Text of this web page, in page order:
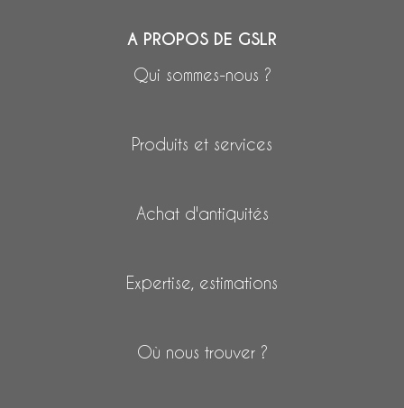
A PROPOS DE GSLR
Qui sommes-nous ?
Produits et services
Achat d'antiquités
Expertise, estimations
Où nous trouver ?